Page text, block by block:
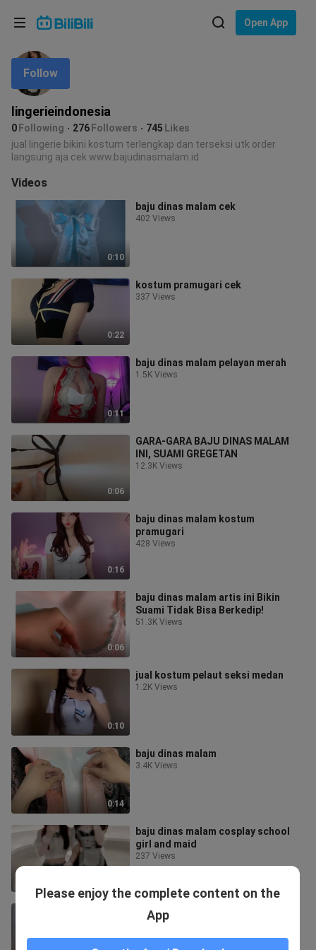
Open App
lingerieindonesia
0 Following 276 Followers 745 Likes
Follow
jual lingerie bikini kostum terlengkap dan terseksi utk order
langsung aja cek www.bajudinasmalam.id
Videos
0:10
baju dinas malam cek
402 Views
0:22
kostum pramugari cek
337 Views
0:11
baju dinas malam pelayan merah
1.5K Views
0:06
GARA-GARA BAJU DINAS MALAM
INI, SUAMI GREGETAN
12.3K Views
0:16
baju dinas malam kostum
pramugari
428 Views
0:06
baju dinas malam artis ini Bikin
Suami Tidak Bisa Berkedip!
51.3K Views
0:10
jual kostum pelaut seksi medan
1.2K Views
0:14
baju dinas malam
3.4K Views
baju dinas malam cosplay school
girl and maid
237 Views
baju dinas malam kimono
4.5K Views
Language: English
In
Choose your language
English
ภาษาไทย
Tiếng Việt
Bahasa Indonesia
Bahasa Melayu
Please enjoy the complete content on the
App